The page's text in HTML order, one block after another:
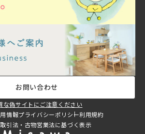
お問い合わせ
な偽サイトにご注意ください
情報プライバシーポリシー利用規約
引法・古物営業法に基づく表示